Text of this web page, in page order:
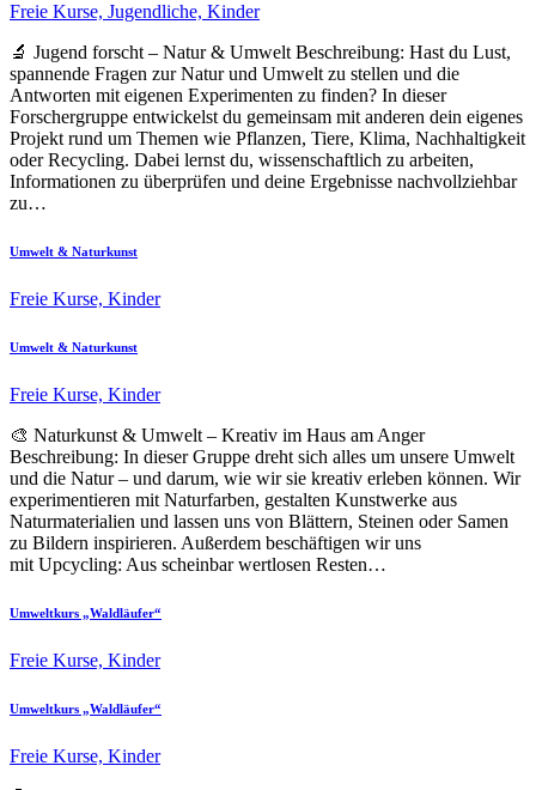
Freie Kurse, Jugendliche, Kinder
🔬 Jugend forscht – Natur & Umwelt Beschreibung: Hast du Lust,
spannende Fragen zur Natur und Umwelt zu stellen und die
Antworten mit eigenen Experimenten zu finden? In dieser
Forschergruppe entwickelst du gemeinsam mit anderen dein eigenes
Projekt rund um Themen wie Pflanzen, Tiere, Klima, Nachhaltigkeit
oder Recycling. Dabei lernst du, wissenschaftlich zu arbeiten,
Informationen zu überprüfen und deine Ergebnisse nachvollziehbar
zu…
Umwelt & Naturkunst
Freie Kurse, Kinder
Umwelt & Naturkunst
Freie Kurse, Kinder
🎨 Naturkunst & Umwelt – Kreativ im Haus am Anger
Beschreibung: In dieser Gruppe dreht sich alles um unsere Umwelt
und die Natur – und darum, wie wir sie kreativ erleben können. Wir
experimentieren mit Naturfarben, gestalten Kunstwerke aus
Naturmaterialien und lassen uns von Blättern, Steinen oder Samen
zu Bildern inspirieren. Außerdem beschäftigen wir uns
mit Upcycling: Aus scheinbar wertlosen Resten…
Umweltkurs „Waldläufer“
Freie Kurse, Kinder
Umweltkurs „Waldläufer“
Freie Kurse, Kinder